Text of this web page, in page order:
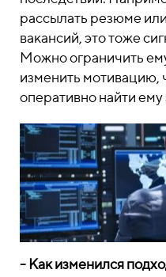
рассылать резюме
вакансий, это тоже
Можно ограничить
изменить мотивацию,
оперативно найти ему
- Как изменился